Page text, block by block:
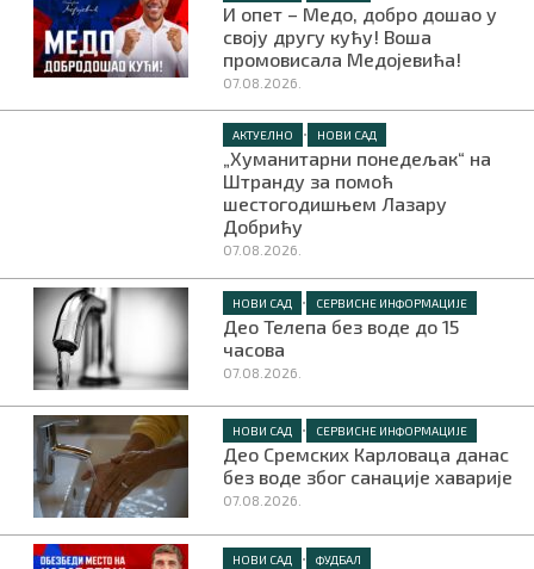
И опет – Медо, добро дошао у
своју другу кућу! Воша
промовисала Медојевића!
07.08.2026.
АКТУЕЛНО • НОВИ САД
„Хуманитарни понедељак“ на
Штранду за помоћ
шестогодишњем Лазару
Добрићу
07.08.2026.
НОВИ САД • СЕРВИСНЕ ИНФОРМАЦИЈЕ
Део Телепа без воде до 15
часова
07.08.2026.
НОВИ САД • СЕРВИСНЕ ИНФОРМАЦИЈЕ
Део Сремских Карловаца данас
без воде због санације хаварије
07.08.2026.
НОВИ САД • ФУДБАЛ